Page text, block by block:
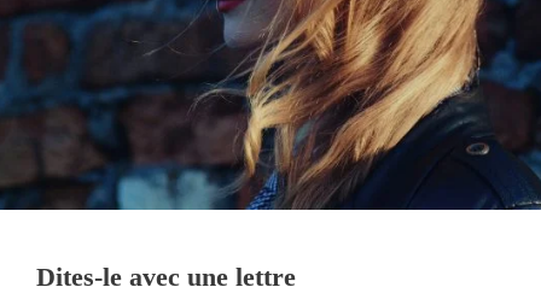
Dites-le avec une lettre